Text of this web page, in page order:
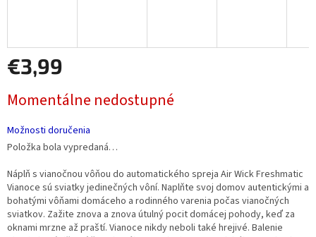
€3,99
cena:
Momentálne nedostupné
Možnosti doručenia
Položka bola vypredaná…
Náplň s vianočnou vôňou do automatického spreja Air Wick Freshmatic
Vianoce sú sviatky jedinečných vôní. Naplňte svoj domov autentickými a
bohatými vôňami domáceho a rodinného varenia počas vianočných
sviatkov. Zažite znova a znova útulný pocit domácej pohody, keď za
oknami mrzne až praští. Vianoce nikdy neboli také hrejivé. Balenie